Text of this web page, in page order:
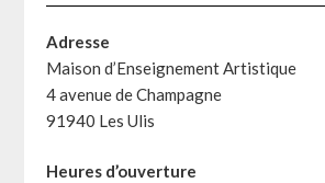
Adresse
Maison d’Enseignement Artistique
4 avenue de Champagne
91940 Les Ulis
Heures d’ouverture